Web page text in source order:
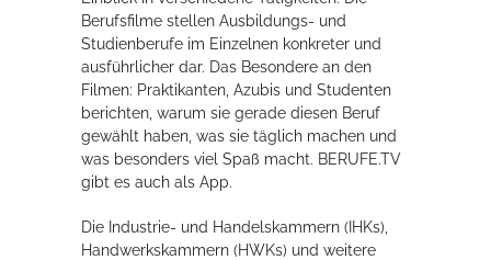
Berufsfilme stellen Ausbildungs- und
Studienberufe im Einzelnen konkreter und
ausführlicher dar. Das Besondere an den
Filmen: Praktikanten, Azubis und Studenten
berichten, warum sie gerade diesen Beruf
gewählt haben, was sie täglich machen und
was besonders viel Spaß macht. BERUFE.TV
gibt es auch als App.
Die Industrie- und Handelskammern (IHKs),
Handwerkskammern (HWKs) und weitere